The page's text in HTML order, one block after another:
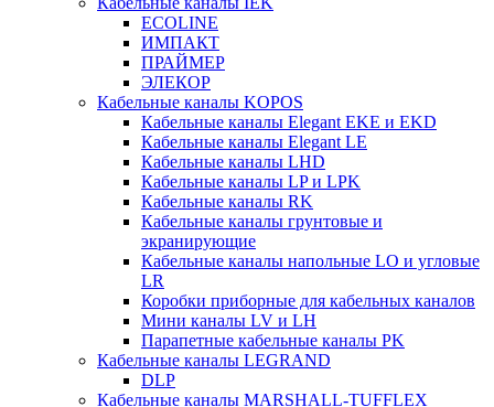
ECOLINE
ИМПАКТ
ПРАЙМЕР
ЭЛЕКОР
Кабельные каналы KOPOS
Кабельные каналы Elegant EKE и EKD
Кабельные каналы Elegant LE
Кабельные каналы LHD
Кабельные каналы LP и LPK
Кабельные каналы RK
Кабельные каналы грунтовые и
экранирующие
Кабельные каналы напольные LO и угловые
LR
Коробки приборные для кабельных каналов
Мини каналы LV и LH
Парапетные кабельные каналы PK
Кабельные каналы LEGRAND
DLP
Кабельные каналы MARSHALL-TUFFLEX